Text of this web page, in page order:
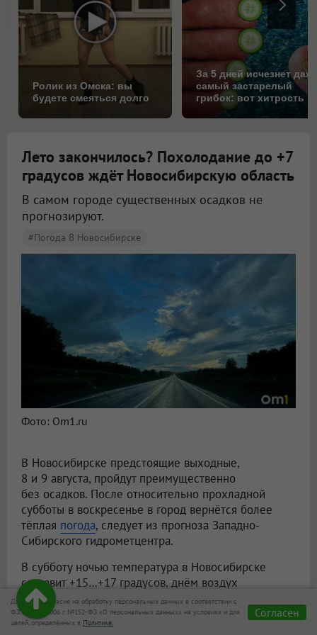
Ролик из Омска: вы
будете смеяться долго
За 5 дней исчезнет
самый застарелый
грибок: вот хитрость
Лето закончилось? Похолодание до +7
градусов ждёт Новосибирскую область
В самом городе существенных осадков не
прогнозируют.
#Погода В Новосибирске
Фото: Om1.ru
В Новосибирске предстоящие выходные,
8 и 9 августа, пройдут преимущественно
без осадков. После относительно прохладной
субботы в воскресенье в город вернётся более
тёплая погода, следует из прогноза Западно-
Сибирского гидрометцентра.
В субботу ночью температура в Новосибирске
составит +15…+17 градусов, днём воздух
прогреется до +22…+24. Осадков не ожидается.
Северо-западный ветер будет дуть со скоростью
4–9 метров в секунду.
Даю своё согласие на обработку персональных данных в соответствии с
ФЗ от 27.07.2006 г. №152-ФЗ «О персональных данных» на условиях и для
целей, определённых в Политике.
Согласен